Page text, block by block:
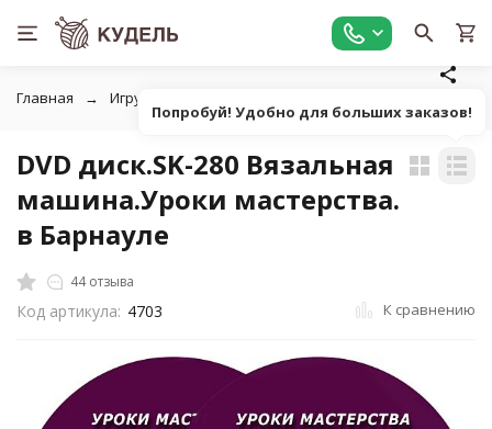
Главная Игрушки, книги, журналы, фильмы
DVD диск.SK-280 Вязальная
машина.Уроки мастерства.
в Барнауле
44 отзыва
Код артикула: 4703 К сравнению
Попробуй! Удобно для больших заказов!